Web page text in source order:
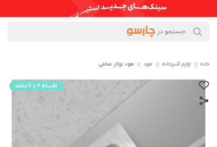
خانه لوازم آشپزخانه هود ھود توکار مخفی